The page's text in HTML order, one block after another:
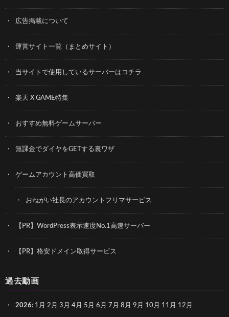
広告掲載について
運営サイト一覧（まとめサイト）
当サイトで使用しているサーバーはコチラ
楽天 X GAME特集
おすすめ無料ゲームサーバー
無課金でダイヤをGETする裏ワザ
ゲームアカウント高価買取
おねがい社長のアカウントフリマサービス
【PR】WordPress表示速度No.1高速サーバー
【PR】格安ドメイン取得サービス
過去動画
2026: 1月 2月 3月 4月 5月 6月 7月 8月 9月 10月 11月 12月